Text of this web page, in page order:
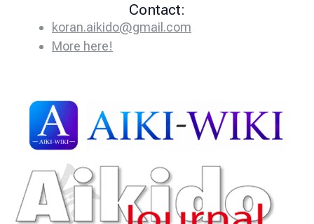
Contact:
koran.aikido@gmail.com
More here!